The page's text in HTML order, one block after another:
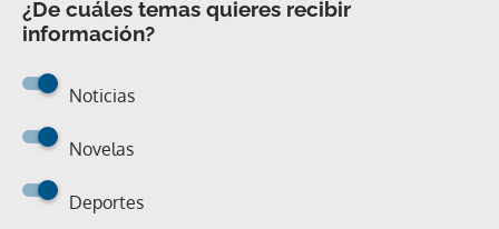
¿De cuáles temas quieres recibir
información?
Noticias
Novelas
Deportes